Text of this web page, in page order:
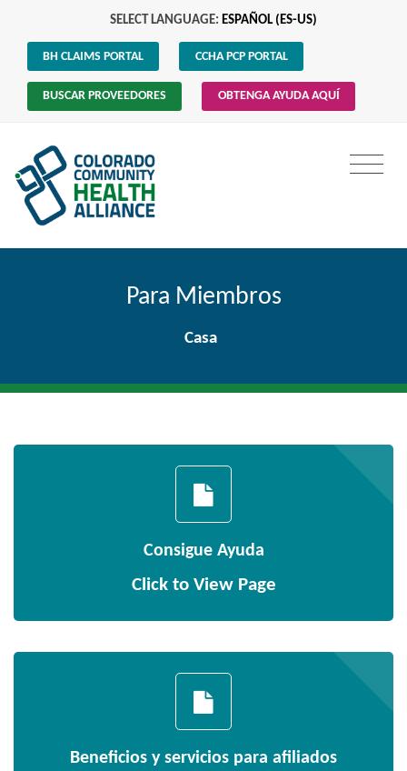
SELECT LANGUAGE:ESPAÑOL (ES-US)
BH CLAIMS PORTAL CCHA PCP PORTAL
BUSCAR PROVEEDORES OBTENGA AYUDA AQUÍ
Para Miembros
Casa
Consigue Ayuda
Click to View Page
Beneficios y servicios para afiliados